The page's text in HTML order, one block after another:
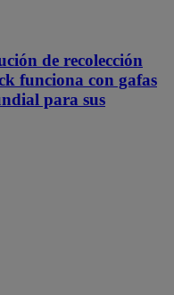
de recolección
funciona con gafas
para sus